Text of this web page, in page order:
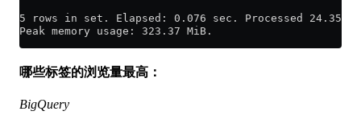
5 rows in set. Elapsed: 0.076 sec. Processed 24.35
Peak memory usage: 323.37 MiB.
哪些标签的浏览量最高：
BigQuery